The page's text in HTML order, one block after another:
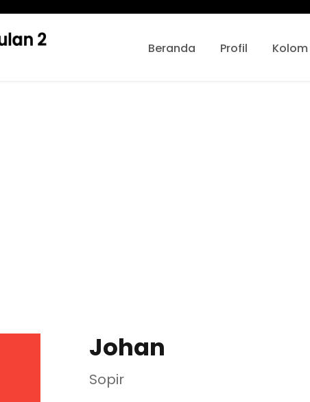
Beranda Profil Kolom
Johan
Sopir